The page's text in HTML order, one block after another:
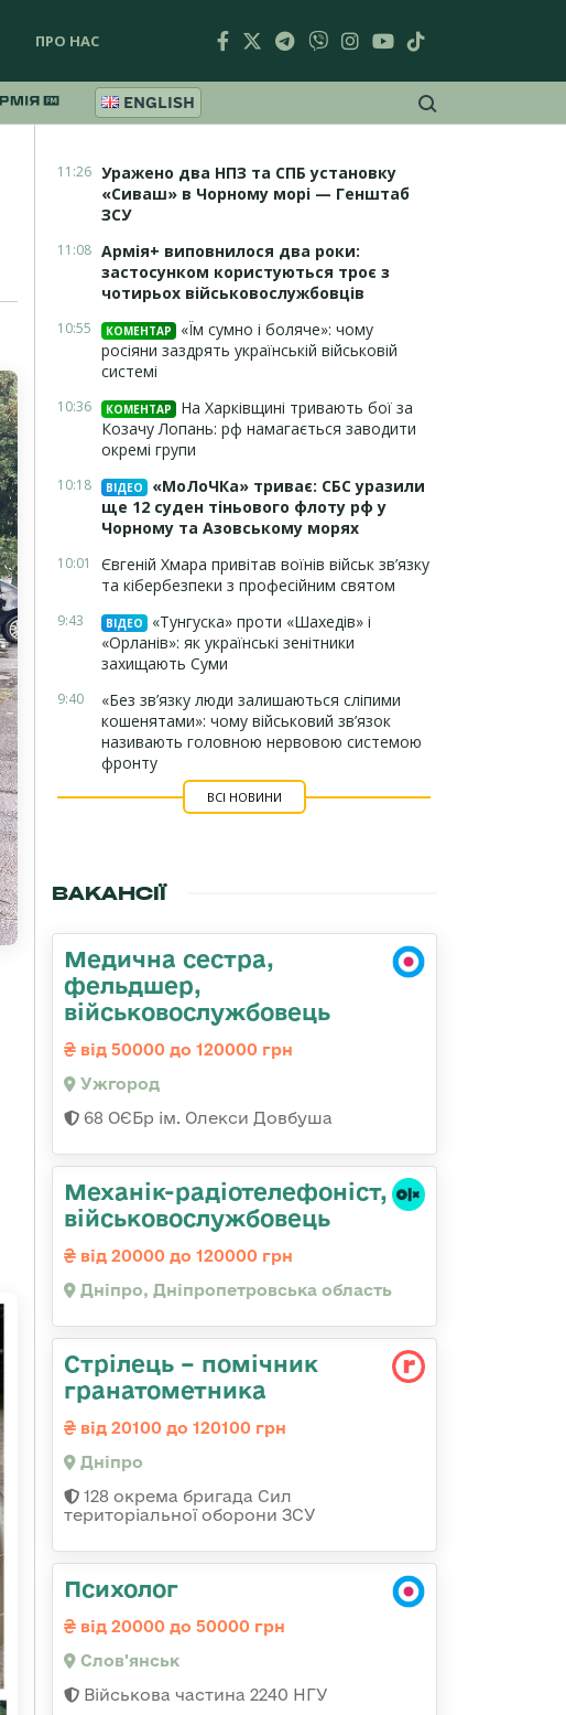
ПРО НАС
ENGLISH
11:26 Уражено два НПЗ та СПБ установку
«Сиваш» в Чорному морі — Генштаб
ЗСУ
11:08 Армія+ виповнилося два роки:
застосунком користуються троє з
чотирьох військовослужбовців
10:55 КОМЕНТАР
«Їм сумно і боляче»: чому
росіяни заздрять українській військовій
системі
10:36 КОМЕНТАР
На Харківщині тривають бої за
Козачу Лопань: рф намагається заводити
окремі групи
10:18 ВІДЕО
«МоЛоЧКа» триває: СБС уразили
ще 12 суден тіньового флоту рф у
Чорному та Азовському морях
10:01
Євгеній Хмара привітав воїнів військ зв’язку
та кібербезпеки з професійним святом
9:43 ВІДЕО
«Тунгуска» проти «Шахедів» і
«Орланів»: як українські зенітники
захищають Суми
9:40
«Без зв’язку люди залишаються сліпими
кошенятами»: чому військовий зв’язок
називають головною нервовою системою
фронту
ВСІ НОВИНИ
ВАКАНСІЇ
Медична сестра,
фельдшер,
військовослужбовець
від 50000 до 120000 грн
Ужгород
68 ОЄБр ім. Олекси Довбуша
Механік-радіотелефоніст,
військовослужбовець
від 20000 до 120000 грн
Дніпро, Дніпропетровська область
Стрілець – помічник
гранатометника
від 20100 до 120100 грн
Дніпро
128 окрема бригада Сил
територіальної оборони ЗСУ
Психолог
від 20000 до 50000 грн
Слов'янськ
Військова частина 2240 НГУ